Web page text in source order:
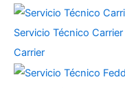
Servicio Técnico
Carrier